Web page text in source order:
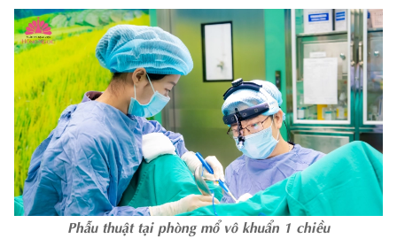
Phẫu thuật tại phòng mổ vô khuẩn 1 chiều